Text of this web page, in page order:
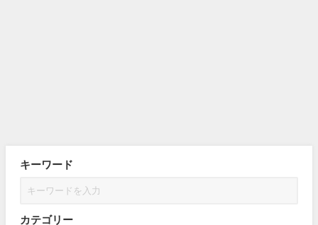
キーワード
カテゴリー